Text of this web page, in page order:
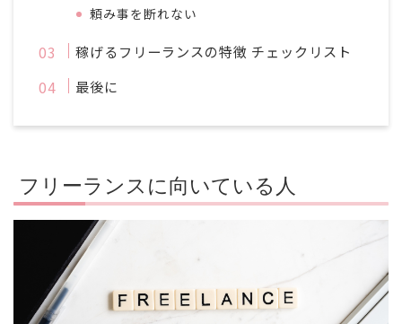
頼み事を断れない
稼げるフリーランスの特徴 チェックリスト
最後に
フリーランスに向いている人